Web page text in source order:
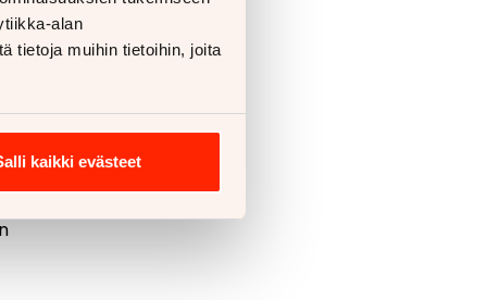
alan
tietoja muihin tietoihin, joita
kaikki evästeet